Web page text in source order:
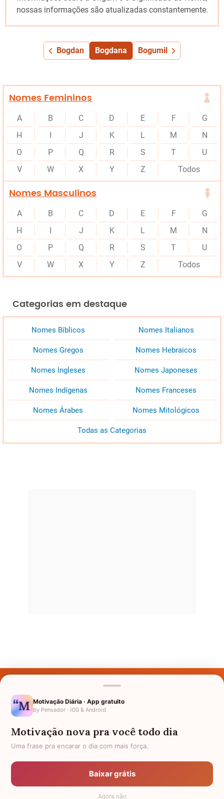
nossas informações são atualizadas constantemente.
Bogdan Bogdana Bogumil
Nomes Femininos
A B C D E F
G
H
J K L M
N
O
P Q R S T
U
V
W X Y Z Todos
Nomes Masculinos
A B C D E F
G
H
J K L M
N
O
P Q R S T
U
V
W X Y Z Todos
Categorias em destaque
Nomes Bíblicos Nomes Italianos
Nomes Gregos Nomes Hebraicos
Nomes Ingleses Nomes Japoneses
Nomes Indígenas Nomes Franceses
Nomes Árabes Nomes Mitológicos
Todas as Categorias
Nomes pelo Mundo
Política de Privacidade
Anuncie
Motivação Diária · App gratuito
by Pensador · iOS & Android
Motivação nova pra você todo dia
Uma frase pra encarar o dia com mais força.
Baixar grátis
Agora não